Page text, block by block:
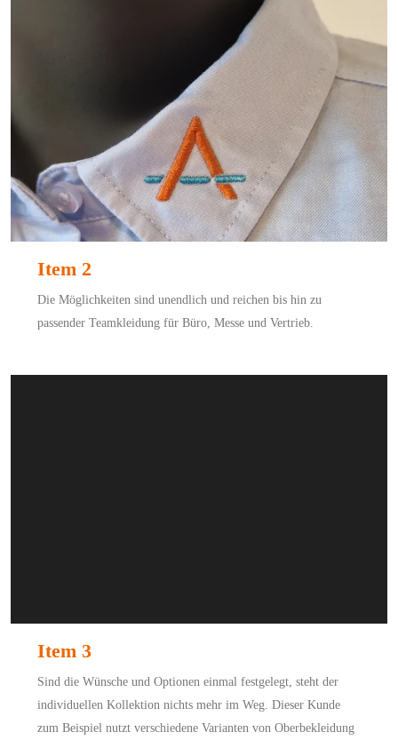
Item 2
Die Möglichkeiten sind unendlich und reichen bis hin zu
passender Teamkleidung für Büro, Messe und Vertrieb.
Item 3
Sind die Wünsche und Optionen einmal festgelegt, steht der
individuellen Kollektion nichts mehr im Weg. Dieser Kunde
zum Beispiel nutzt verschiedene Varianten von Oberbekleidung